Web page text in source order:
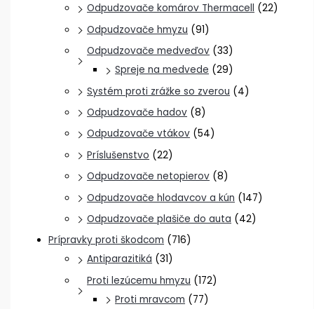
Odpudzovače komárov Thermacell (22)
Odpudzovače hmyzu (91)
Odpudzovače medveďov (33)
Spreje na medvede (29)
Systém proti zrážke so zverou (4)
Odpudzovače hadov (8)
Odpudzovače vtákov (54)
Príslušenstvo (22)
Odpudzovače netopierov (8)
Odpudzovače hlodavcov a kún (147)
Odpudzovače plašiče do auta (42)
Prípravky proti škodcom (716)
Antiparazitiká (31)
Proti lezúcemu hmyzu (172)
Proti mravcom (77)